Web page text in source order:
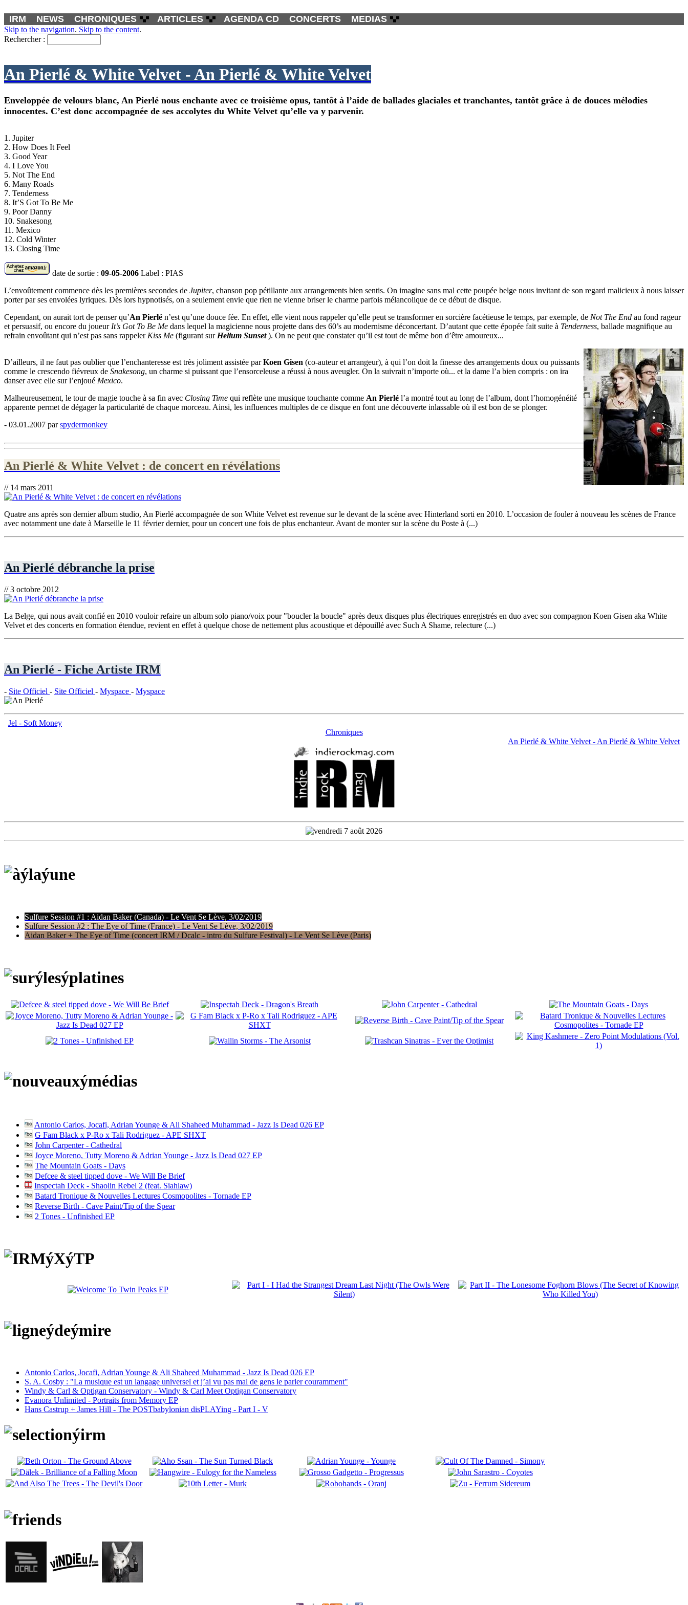
IRM NEWS CHRONIQUES ARTICLES AGENDA CD CONCERTS MEDIAS
Skip to the navigation. Skip to the content.
Rechercher :
An Pierlé & White Velvet - An Pierlé & White Velvet
Enveloppée de velours blanc, An Pierlé nous enchante avec ce troisième opus, tantôt à l’aide de ballades glaciales et tranchantes, tantôt grâce à de douces mélodies
innocentes. C’est donc accompagnée de ses accolytes du White Velvet qu’elle va y parvenir.
1. Jupiter
2. How Does It Feel
3. Good Year
4. I Love You
5. Not The End
6. Many Roads
7. Tenderness
8. It’S Got To Be Me
9. Poor Danny
10. Snakesong
11. Mexico
12. Cold Winter
13. Closing Time
date de sortie : 09-05-2006 Label : PIAS
L’envoûtement commence dès les premières secondes de Jupiter, chanson pop pétillante aux arrangements bien sentis. On imagine sans mal cette poupée belge nous invitant de son regard malicieux à nous laisser
porter par ses envolées lyriques. Dès lors hypnotisés, on a seulement envie que rien ne vienne briser le charme parfois mélancolique de ce début de disque.
Cependant, on aurait tort de penser qu’An Pierlé n’est qu’une douce fée. En effet, elle vient nous rappeler qu’elle peut se transformer en sorcière facétieuse le temps, par exemple, de Not The End au fond rageur
et persuasif, ou encore du joueurIt’s Got To Be Me dans lequel la magicienne nous projette dans des 60’s au modernisme déconcertant. D’autant que cette épopée fait suite à Tenderness, ballade magnifique au
refrain envoûtant qui n’est pas sans rappelerKiss Me (figurant surHelium Sunset ). On ne peut que constater qu’il est tout de même bon d’être amoureux...
D’ailleurs, il ne faut pas oublier que l’enchanteresse est très joliment assistée parKoen Gisen (co-auteur et arrangeur), à qui l’on doit la finesse des arrangements doux ou puissants
comme le crescendo fiévreux de Snakesong, un charme si puissant que l’ensorceleuse a réussi à nous aveugler. On la suivrait n’importe où... et la dame l’a bien compris : on ira
danser avec elle sur l’enjoué Mexico.
Malheureusement, le tour de magie touche à sa fin avec Closing Time qui reflète une musique touchante comme An Pierlé l’a montré tout au long de l’album, dont l’homogénéité
apparente permet de dégager la particularité de chaque morceau. Ainsi, les influences multiples de ce disque en font une découverte inlassable où il est bon de se plonger.
- 03.01.2007 parspydermonkey
An Pierlé & White Velvet : de concert en révélations
// 14 mars 2011
Quatre ans après son dernier album studio, An Pierlé accompagnée de son White Velvet est revenue sur le devant de la scène avec Hinterland sorti en 2010. L’occasion de fouler à nouveau les scènes de France
avec notamment une date à Marseille le 11 février dernier, pour un concert une fois de plus enchanteur. Avant de monter sur la scène du Poste à (...)
An Pierlé débranche la prise
// 3 octobre 2012
La Belge, qui nous avait confié en 2010 vouloir refaire un album solo piano/voix pour "boucler la boucle" après deux disques plus électriques enregistrés en duo avec son compagnon Koen Gisen aka White
Velvet et des concerts en formation étendue, revient en effet à quelque chose de nettement plus acoustique et dépouillé avec Such A Shame, relecture (...)
An Pierlé - Fiche Artiste IRM
- Site Officiel - Site Officiel - Myspace - Myspace
Jel - Soft Money
Chroniques
An Pierlé & White Velvet - An Pierlé & White Velvet
Sulfure Session #1 : Aidan Baker (Canada) - Le Vent Se Lève, 3/02/2019
Sulfure Session #2 : The Eye of Time (France) - Le Vent Se Lève, 3/02/2019
Aidan Baker + The Eye of Time (concert IRM / Dcalc - intro du Sulfure Festival) - Le Vent Se Lève (Paris)
Antonio Carlos, Jocafi, Adrian Younge & Ali Shaheed Muhammad - Jazz Is Dead 026 EP
G Fam Black x P-Ro x Tali Rodriguez - APE SHXT
John Carpenter - Cathedral
Joyce Moreno, Tutty Moreno & Adrian Younge - Jazz Is Dead 027 EP
The Mountain Goats - Days
Defcee & steel tipped dove - We Will Be Brief
Inspectah Deck - Shaolin Rebel 2 (feat. Siahlaw)
Batard Tronique & Nouvelles Lectures Cosmopolites - Tornade EP
Reverse Birth - Cave Paint/Tip of the Spear
2 Tones - Unfinished EP
Antonio Carlos, Jocafi, Adrian Younge & Ali Shaheed Muhammad - Jazz Is Dead 026 EP
S. A. Cosby : "La musique est un langage universel et j’ai vu pas mal de gens le parler couramment"
Windy & Carl & Optigan Conservatory - Windy & Carl Meet Optigan Conservatory
Evanora Unlimited - Portraits from Memory EP
Hans Castrup + James Hill - The POSTbabylonian disPLAYing - Part I - V